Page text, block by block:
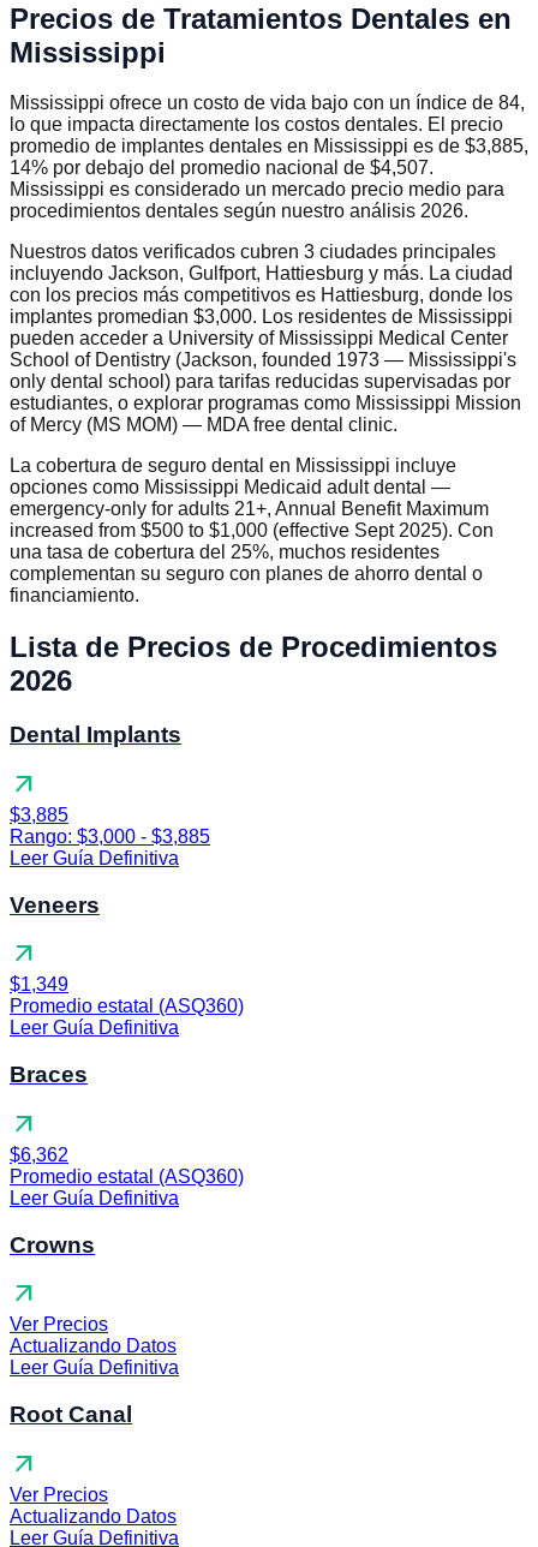
Precios de Tratamientos Dentales en
Mississippi
Mississippi ofrece un costo de vida bajo con un índice de 84,
lo que impacta directamente los costos dentales. El precio
promedio de implantes dentales en Mississippi es de $3,885,
14% por debajo del promedio nacional de $4,507.
Mississippi es considerado un mercado precio medio para
procedimientos dentales según nuestro análisis 2026.
Nuestros datos verificados cubren 3 ciudades principales
incluyendo Jackson, Gulfport, Hattiesburg y más. La ciudad
con los precios más competitivos es Hattiesburg, donde los
implantes promedian $3,000. Los residentes de Mississippi
pueden acceder a University of Mississippi Medical Center
School of Dentistry (Jackson, founded 1973 — Mississippi's
only dental school) para tarifas reducidas supervisadas por
estudiantes, o explorar programas como Mississippi Mission
of Mercy (MS MOM) — MDA free dental clinic.
La cobertura de seguro dental en Mississippi incluye
opciones como Mississippi Medicaid adult dental —
emergency-only for adults 21+, Annual Benefit Maximum
increased from $500 to $1,000 (effective Sept 2025). Con
una tasa de cobertura del 25%, muchos residentes
complementan su seguro con planes de ahorro dental o
financiamiento.
Lista de Precios de Procedimientos
2026
Dental Implants
arrow_outward
$3,885
Rango: $3,000 - $3,885
Leer Guía Definitiva
Veneers
arrow_outward
$1,349
Promedio estatal (ASQ360)
Leer Guía Definitiva
Braces
arrow_outward
$6,362
Promedio estatal (ASQ360)
Leer Guía Definitiva
Crowns
arrow_outward
Ver Precios
Actualizando Datos
Leer Guía Definitiva
Root Canal
arrow_outward
Ver Precios
Actualizando Datos
Leer Guía Definitiva